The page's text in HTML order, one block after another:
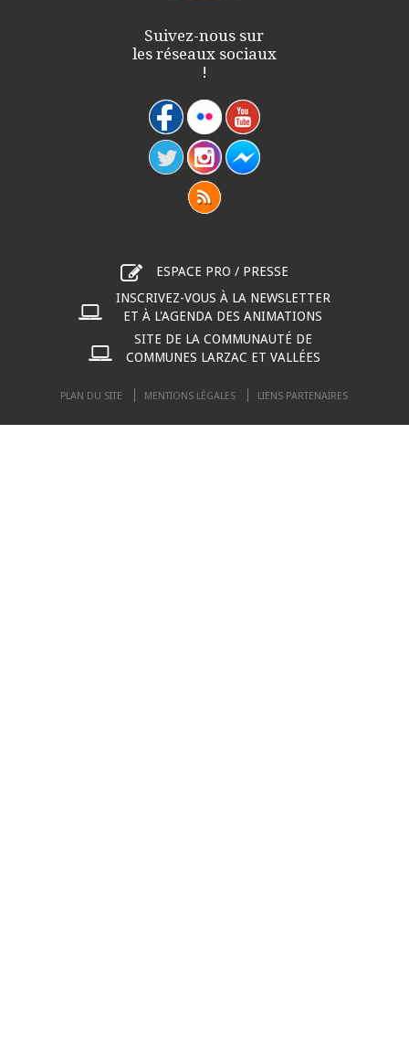
Suivez-nous sur
les réseaux sociaux
!
ESPACE PRO / PRESSE
INSCRIVEZ-VOUS À LA NEWSLETTER
ET À L'AGENDA DES ANIMATIONS
SITE DE LA COMMUNAUTÉ DE
COMMUNES LARZAC ET VALLÉES
PLAN DU SITE MENTIONS LÉGALES LIENS PARTENAIRES